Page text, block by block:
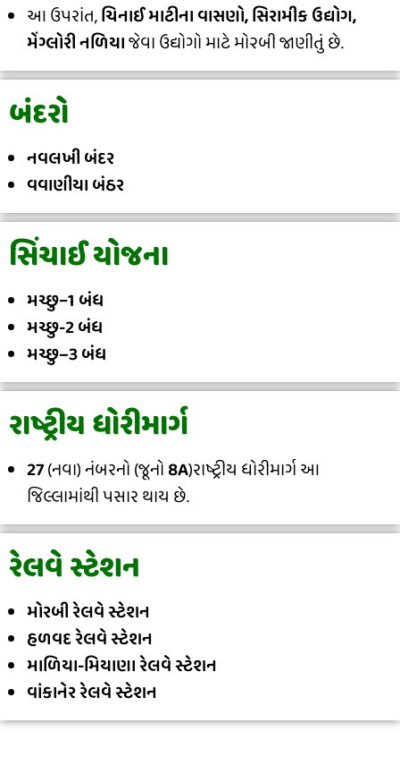
આ ઉપરાંત,ચિનાઈ માટીના વાસણો, સિરામીક ઉદ્યોગ,
મેંગ્લોરી નળિયાજેવા ઉદ્યોગો માટે મો૨બી જાણીતું છે.
બંદરો
નવલખી બંદર
વવાણીયા બંઠર
સિંચાઈ યોજના
મચ્છુ−1 બંધ
મચ્છુ-2 બંધ
મચ્છુ–3 બંધ
રાષ્ટ્રીય ધોરીમાર્ગ
27(નવા) નંબરનો (જૂનો8A)રાષ્ટ્રીય ધોરીમાર્ગ આ
જિલ્લામાંથી પસાર થાય છે.
રેલવે સ્ટેશન
મોરબી રેલવે સ્ટેશન
હળવદ રેલવે સ્ટેશન
માળિયા-મિયાણા રેલવે સ્ટેશન
વાંકાનેર રેલવે સ્ટેશન